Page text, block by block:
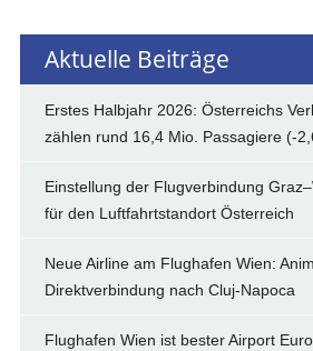
Aktuelle Beiträge
Erstes Halbjahr 2026: Österreichs
zählen rund 16,4 Mio. Passagiere (-
Einstellung der Flugverbindung
für den Luftfahrtstandort Österreich
Neue Airline am Flughafen Wien:
Direktverbindung nach Cluj-Napoca
Flughafen Wien ist bester Airport